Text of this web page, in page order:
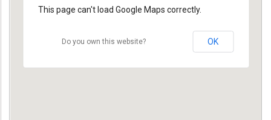
This page can't load Google Maps correctly.
Do you own this website? OK